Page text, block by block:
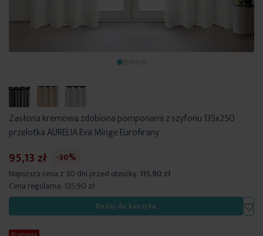
Zasłona kremowa zdobiona pomponami z szyfonu 135x250
przelotka AURELIA Eva Minge Eurofirany
95,13 zł
-30%
Najniższa cena z 30 dni przed obniżką: 135,90 zł
Cena regularna: 135,90 zł
Dodaj do koszyka
Promocja